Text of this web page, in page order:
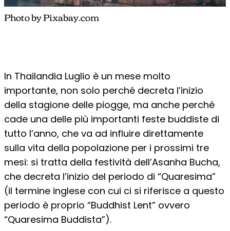
Photo by Pixabay.com
In Thailandia Luglio è un mese molto
importante, non solo perché decreta l’inizio
della stagione delle piogge, ma anche perché
cade una delle più importanti feste buddiste di
tutto l’anno, che va ad influire direttamente
sulla vita della popolazione per i prossimi tre
mesi: si tratta della festività dell’Asanha Bucha,
che decreta l’inizio del periodo di “Quaresima”
(il termine inglese con cui ci si riferisce a questo
periodo è proprio “Buddhist Lent” ovvero
“Quaresima Buddista”).